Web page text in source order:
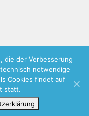
die der Verbesserung
notwendige
Cookies findet auf
statt.